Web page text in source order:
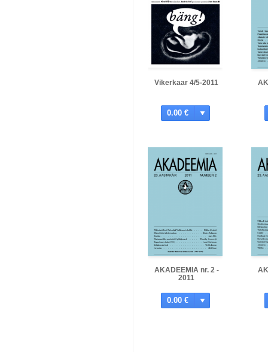
Vikerkaar 4/5-2011
0.00 €
AKADEEMIA nr. 2 -
2011
0.00 €